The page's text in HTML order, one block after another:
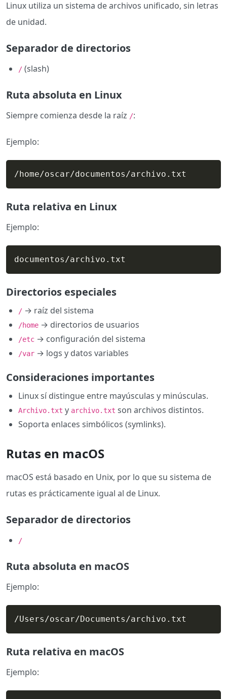
Linux utiliza un sistema de archivos unificado, sin letras
de unidad.
Separador de directorios
/ (slash)
Ruta absoluta en Linux
Siempre comienza desde la raíz /:
Ejemplo:
/home/oscar/documentos/archivo.txt
Ruta relativa en Linux
Ejemplo:
documentos/archivo.txt
Directorios especiales
/ → raíz del sistema
/home → directorios de usuarios
/etc → configuración del sistema
/var → logs y datos variables
Consideraciones importantes
Linux sí distingue entre mayúsculas y minúsculas.
Archivo.txt y archivo.txt son archivos distintos.
Soporta enlaces simbólicos (symlinks).
Rutas en macOS
macOS está basado en Unix, por lo que su sistema de
rutas es prácticamente igual al de Linux.
Separador de directorios
/
Ruta absoluta en macOS
Ejemplo:
/Users/oscar/Documents/archivo.txt
Ruta relativa en macOS
Ejemplo: